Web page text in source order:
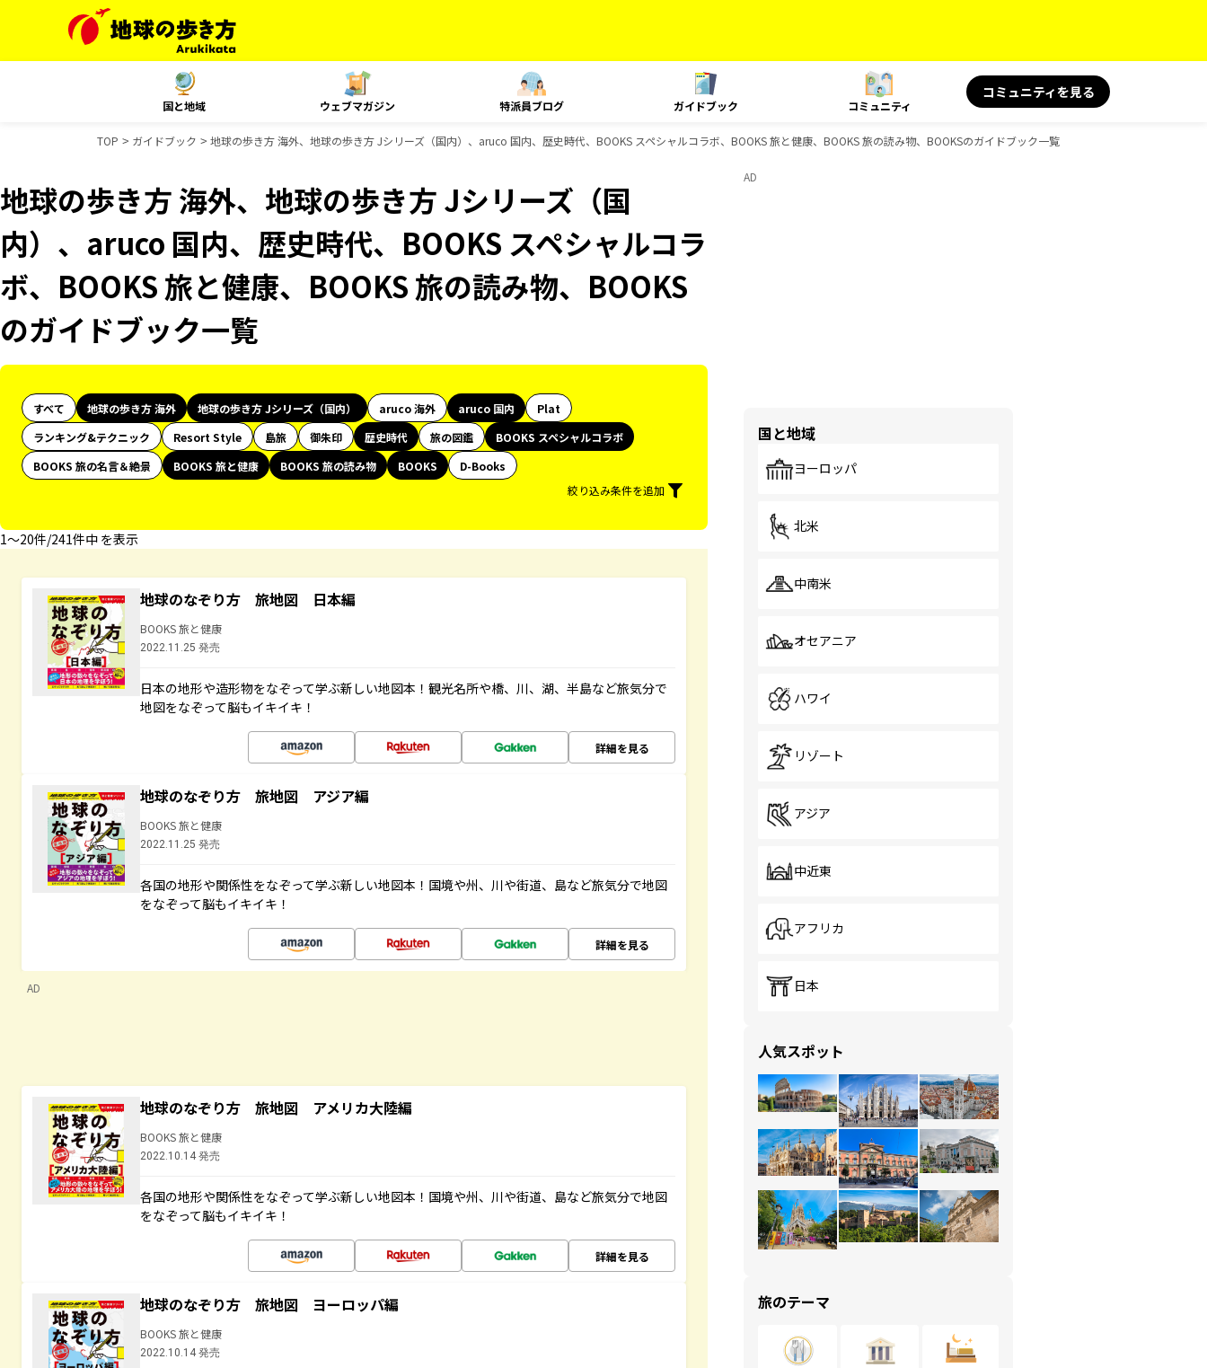
国と地域 ウェブマガジン 特派員ブログ ガイドブック コミュニティ
コミュニティを見る
TOP ガイドブック 地球の歩き方 海外、地球の歩き方 Jシリーズ（国内）、aruco 国内、歴史時代、BOOKS スペシャルコラボ、BOOKS 旅と健康、BOOKS 旅の読み物、BOOKSのガイドブック一覧
地球の歩き方 海外、地球の歩き方 Jシリーズ（国
内）、aruco 国内、歴史時代、BOOKS スペシャルコラ
ボ、BOOKS 旅と健康、BOOKS 旅の読み物、BOOKS
のガイドブック一覧
すべて 地球の歩き方 海外 地球の歩き方 Jシリーズ（国内） aruco 海外 aruco 国内
Plat
ランキング&テクニック
Resort Style 島旅 御朱印 歴史時代 旅の図鑑
BOOKS スペシャルコラボ
BOOKS 旅の名言＆絶景
BOOKS 旅と健康 BOOKS 旅の読み物 BOOKS
D-Books
絞り込み条件を追加
1〜20件/241件中 を表示
地球のなぞり方 旅地図 日本編
BOOKS 旅と健康
2022.11.25 発売
日本の地形や造形物をなぞって学ぶ新しい地図本！観光名所や橋、川、湖、半島など旅気分で
地図をなぞって脳もイキイキ！
詳細を見る
地球のなぞり方 旅地図 アジア編
BOOKS 旅と健康
2022.11.25 発売
各国の地形や関係性をなぞって学ぶ新しい地図本！国境や州、川や街道、島など旅気分で地図
をなぞって脳もイキイキ！
詳細を見る
AD
地球のなぞり方 旅地図 アメリカ大陸編
BOOKS 旅と健康
2022.10.14 発売
各国の地形や関係性をなぞって学ぶ新しい地図本！国境や州、川や街道、島など旅気分で地図
をなぞって脳もイキイキ！
詳細を見る
地球のなぞり方 旅地図 ヨーロッパ編
BOOKS 旅と健康
2022.10.14 発売
AD
国と地域
ヨーロッパ
北米
中南米
オセアニア
ハワイ
リゾート
アジア
中近東
アフリカ
日本
人気スポット
旅のテーマ